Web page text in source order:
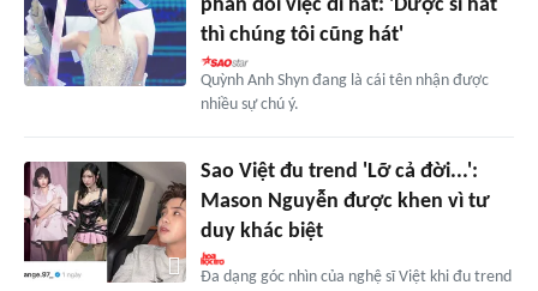
phản đối việc đi hát: 'Dược sĩ hát
thì chúng tôi cũng hát'
Quỳnh Anh Shyn đang là cái tên nhận được
nhiều sự chú ý.
Sao Việt đu trend 'Lỡ cả đời...':
Mason Nguyễn được khen vì tư
duy khác biệt
Đa dạng góc nhìn của nghệ sĩ Việt khi đu trend